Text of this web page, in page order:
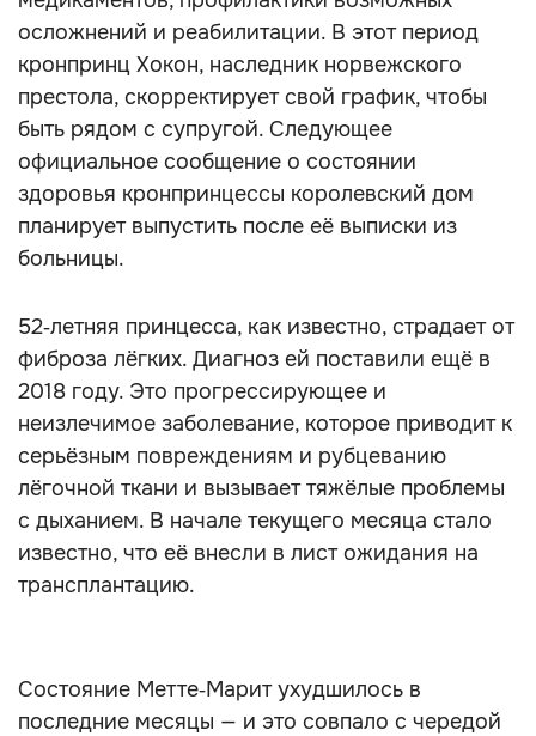
осложнений и реабилитации. В этот период
кронпринц Хокон, наследник норвежского
престола, скорректирует свой график, чтобы
быть рядом с супругой. Следующее
официальное сообщение о состоянии
здоровья кронпринцессы королевский дом
планирует выпустить после её выписки из
больницы.
52‑летняя принцесса, как известно, страдает от
фиброза лёгких. Диагноз ей поставили ещё в
2018 году. Это прогрессирующее и
неизлечимое заболевание, которое приводит к
серьёзным повреждениям и рубцеванию
лёгочной ткани и вызывает тяжёлые проблемы
с дыханием. В начале текущего месяца стало
известно, что её внесли в лист ожидания на
трансплантацию.
Состояние Метте‑Марит ухудшилось в
последние месяцы — и это совпало с чередой